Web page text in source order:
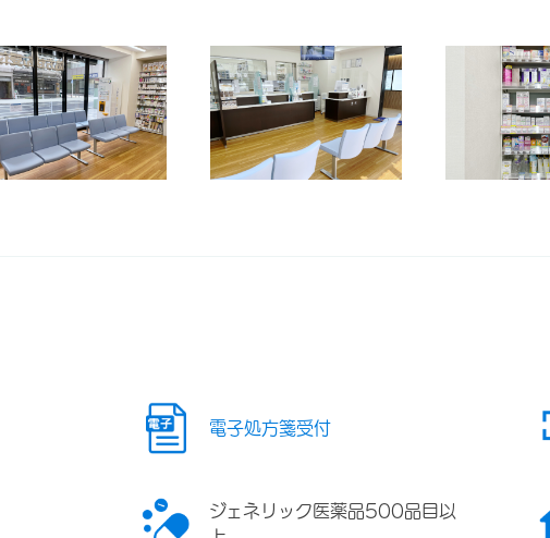
電子処方箋受付
ジェネリック医薬品500品目以